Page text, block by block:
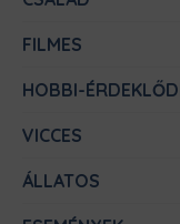
FILMES
HOBBI-
VICCES
ÁLLATOS